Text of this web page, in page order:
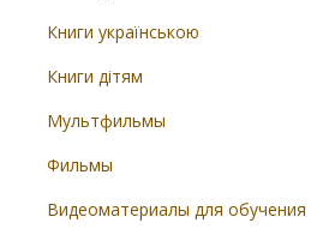
Книги українською
Книги дітям
Мультфильмы
Фильмы
Видеоматериалы для обучения